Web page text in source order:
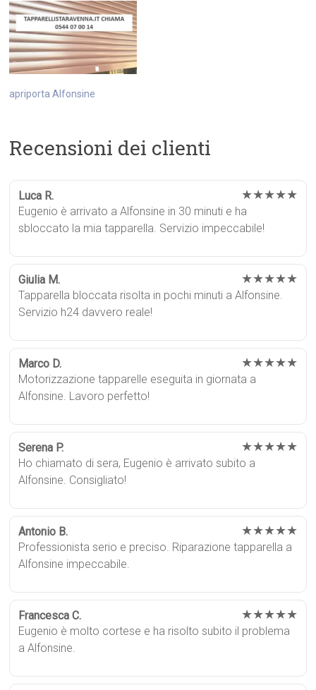
apriporta Alfonsine
Recensioni dei clienti
Luca R. ★★★★★
Eugenio è arrivato a Alfonsine in 30 minuti e ha
sbloccato la mia tapparella. Servizio impeccabile!
Giulia M. ★★★★★
Tapparella bloccata risolta in pochi minuti a Alfonsine.
Servizio h24 davvero reale!
Marco D. ★★★★★
Motorizzazione tapparelle eseguita in giornata a
Alfonsine. Lavoro perfetto!
Serena P. ★★★★★
Ho chiamato di sera, Eugenio è arrivato subito a
Alfonsine. Consigliato!
Antonio B. ★★★★★
Professionista serio e preciso. Riparazione tapparella a
Alfonsine impeccabile.
Francesca C. ★★★★★
Eugenio è molto cortese e ha risolto subito il problema
a Alfonsine.